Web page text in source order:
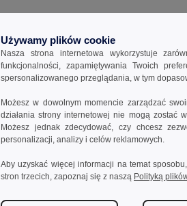
Używamy plików cookie
Nasza strona internetowa wykorzystuje
funkcjonalności, zapamiętywania Twoich
spersonalizowanego przeglądania, w tym
Możesz w dowolnym momencie zarządzać
działania strony internetowej nie mogą zostać
Możesz jednak zdecydować, czy chcesz
personalizacji, analizy i celów reklamowych.
Aby uzyskać więcej informacji na temat
stron trzecich, zapoznaj się z naszą Polityką